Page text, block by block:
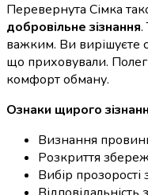
Перевернута Сімка
добровільне зізнання.
важким. Ви вирішуєте
що приховували.
комфорт обману.
Ознаки щирого
Визнання
Розкриття
Вибір